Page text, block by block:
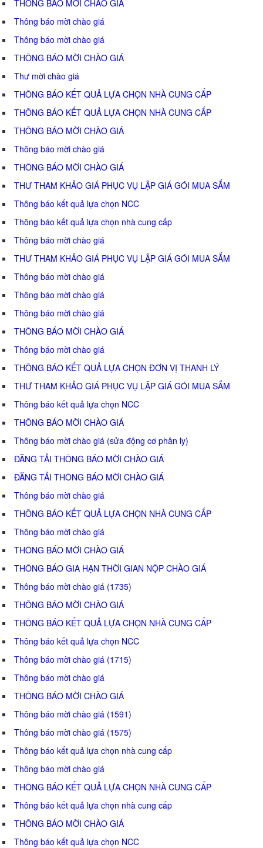
THÔNG BÁO MỜI CHÀO GIÁ
Thông báo mời chào giá
Thông báo mời chào giá
THÔNG BÁO MỜI CHÀO GIÁ
Thư mời chào giá
THÔNG BÁO KẾT QUẢ LỰA CHỌN NHÀ CUNG CẤP
THÔNG BÁO KẾT QUẢ LỰA CHỌN NHÀ CUNG CẤP
THÔNG BÁO MỜI CHÀO GIÁ
Thông báo mời chào giá
THÔNG BÁO MỜI CHÀO GIÁ
THƯ THAM KHẢO GIÁ PHỤC VỤ LẬP GIÁ GÓI MUA SẮM
Thông báo kết quả lựa chọn NCC
Thông báo kết quả lựa chọn nhà cung cấp
Thông báo mời chào giá
THƯ THAM KHẢO GIÁ PHỤC VỤ LẬP GIÁ GÓI MUA SẮM
Thông báo mời chào giá
Thông báo mời chào giá
Thông báo mời chào giá
THÔNG BÁO MỜI CHÀO GIÁ
Thông báo mời chào giá
THÔNG BÁO KẾT QUẢ LỰA CHỌN ĐƠN VỊ THANH LÝ
THƯ THAM KHẢO GIÁ PHỤC VỤ LẬP GIÁ GÓI MUA SẮM
Thông báo kết quả lựa chọn NCC
THÔNG BÁO MỜI CHÀO GIÁ
Thông báo mời chào giá (sửa động cơ phân ly)
ĐĂNG TẢI THÔNG BÁO MỜI CHÀO GIÁ
ĐĂNG TẢI THÔNG BÁO MỜI CHÀO GIÁ
Thông báo mời chào giá
THÔNG BÁO KẾT QUẢ LỰA CHỌN NHÀ CUNG CẤP
Thông báo mời chào giá
THÔNG BÁO MỜI CHÀO GIÁ
THÔNG BÁO GIA HẠN THỜI GIAN NỘP CHÀO GIÁ
Thông báo mời chào giá (1735)
THÔNG BÁO MỜI CHÀO GIÁ
THÔNG BÁO KẾT QUẢ LỰA CHỌN NHÀ CUNG CẤP
Thông báo kết quả lựa chọn NCC
Thông báo mời chào giá (1715)
Thông báo mời chào giá
THÔNG BÁO MỜI CHÀO GIÁ
Thông báo mời chào giá (1591)
Thông báo mời chào giá (1575)
Thông báo kết quả lựa chọn nhà cung cấp
Thông báo mời chào giá
THÔNG BÁO KẾT QUẢ LỰA CHỌN NHÀ CUNG CẤP
Thông báo kết quả lựa chọn nhà cung cấp
THÔNG BÁO MỜI CHÀO GIÁ
Thông báo kết quả lựa chọn NCC